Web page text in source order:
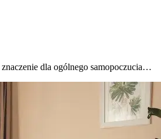
dla ogólnego samopoczucia…